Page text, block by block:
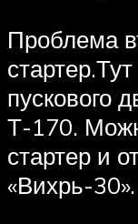
Проблема
пускового
Т-170.
стартер и
«Вихрь-